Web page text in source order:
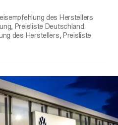
des Herstellers
Preisliste Deutschland.
des Herstellers, Preisliste